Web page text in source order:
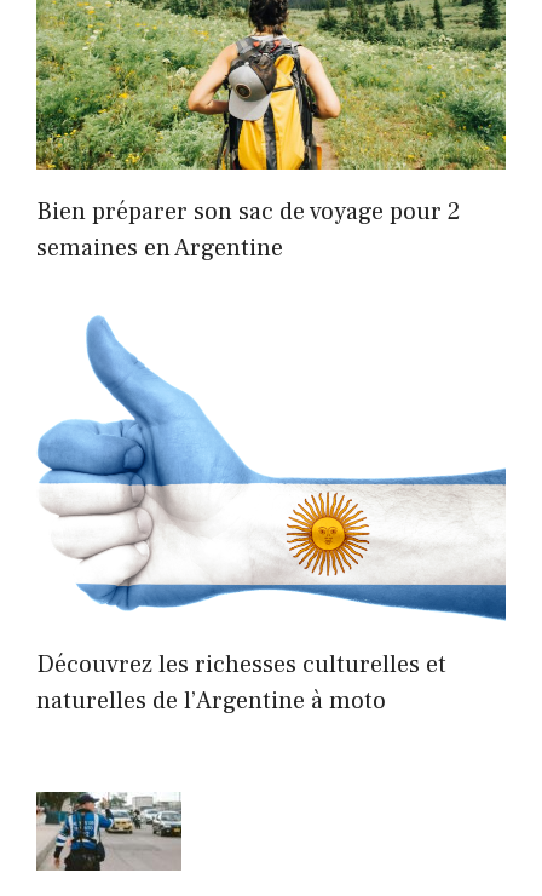
Bien préparer son sac de voyage pour 2
semaines en Argentine
Découvrez les richesses culturelles et
naturelles de l’Argentine à moto